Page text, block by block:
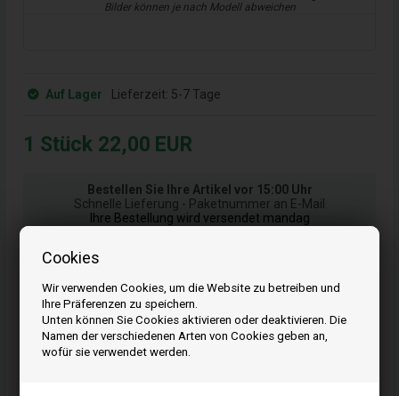
Cookies
Wir verwenden Cookies, um die Website zu betreiben und
Ihre Präferenzen zu speichern.
Unten können Sie Cookies aktivieren oder deaktivieren. Die
Namen der verschiedenen Arten von Cookies geben an,
wofür sie verwendet werden.
Bilder können je nach Modell abweichen
Lieferzeit: 5-7 Tage
Auf Lager
1 Stück 22,00 EUR
Bestellen Sie Ihre Artikel vor 15:00 Uhr
Schnelle Lieferung - Paketnummer an E-Mail
Ihre Bestellung wird versendet mandag
Kaufen
Artikelnummer: 844555